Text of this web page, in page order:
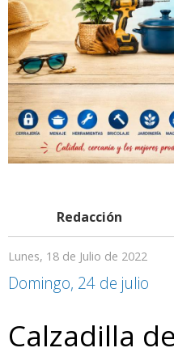
Redacción
Lunes, 18 de Julio de 2022
Domingo, 24 de julio
Calzadilla